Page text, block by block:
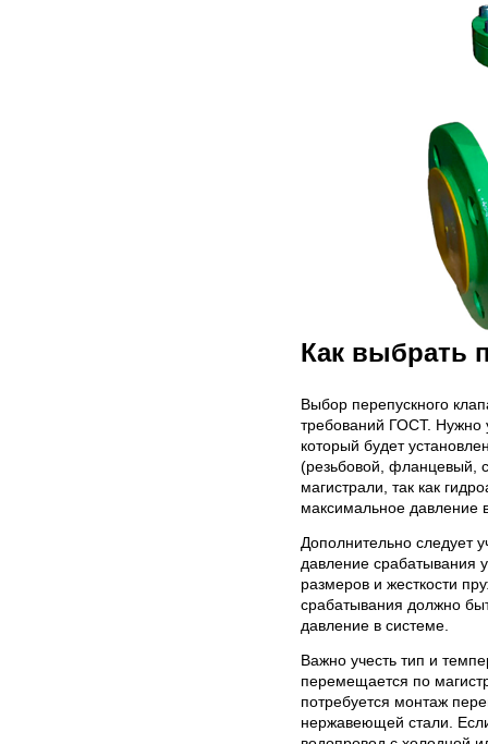
Как выбрать
Выбор перепускного
требований ГОСТ. Нужно
который будет
(резьбовой, фланцевый,
магистрали, так как
максимальное давление
Дополнительно следует
давление срабатывания
размеров и жесткости
срабатывания должно
давление в системе.
Важно учесть тип и
перемещается по
потребуется монтаж
нержавеющей стали.